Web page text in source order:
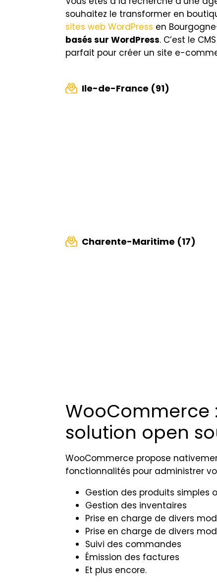
souhaitez le transformer en
sites web WordPress en
basés sur WordPress. C’est le
parfait pour créer un site e-
Ile-de-France (91)
Charente-Maritime (17)
WooCommerce
solution open
WooCommerce propose
fonctionnalités pour administrer
Gestion des produits simples
Gestion des inventaires
Prise en charge de divers
Prise en charge de divers
Suivi des commandes
Émission des factures
Et plus encore.